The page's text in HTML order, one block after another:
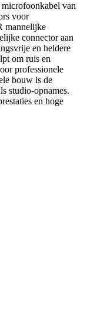
van
voor
mannelijke
connector aan
en heldere
om ruis en
professionele
bouw is de
studio-opnames.
en hoge